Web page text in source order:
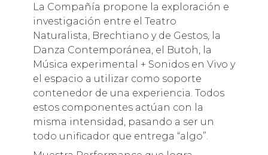
La Compañía propone la exploración e
investigación entre el Teatro
Naturalista, Brechtiano y de Gestos, la
Danza Contemporánea, el Butoh, la
Música experimental + Sonidos en Vivo y
el espacio a utilizar como soporte
contenedor de una experiencia. Todos
estos componentes actúan con la
misma intensidad, pasando a ser un
todo unificador que entrega “algo”.